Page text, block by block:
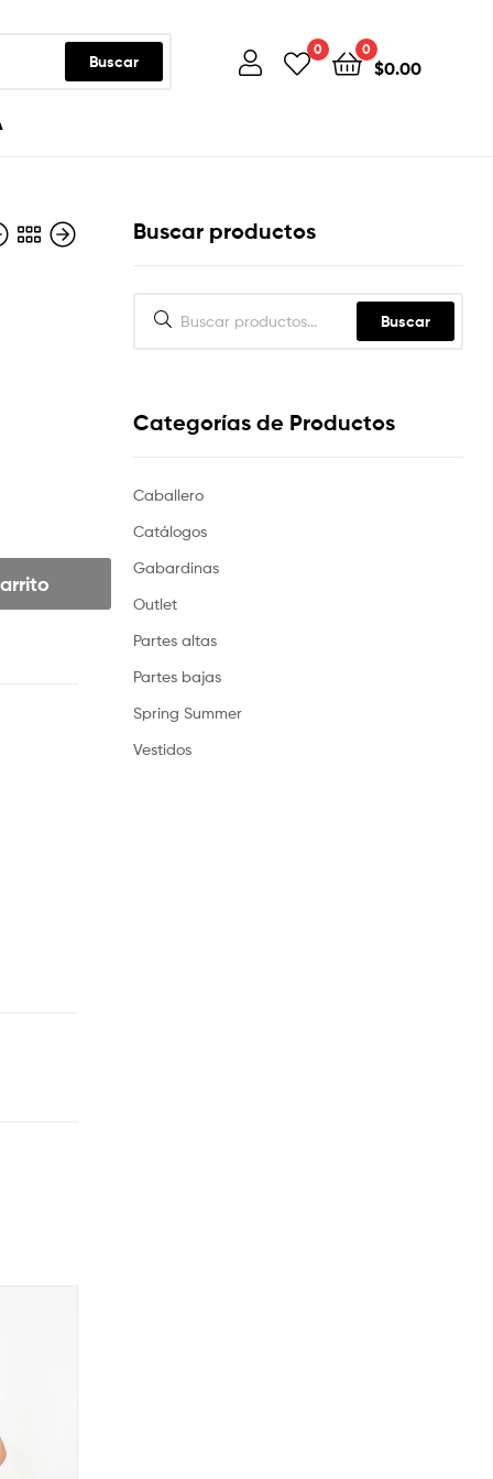
Buscar
0 0
$0.00
Buscar productos
Buscar
Categorías de Productos
Caballero
Catálogos
Gabardinas
Outlet
Partes altas
Partes bajas
Spring Summer
Vestidos